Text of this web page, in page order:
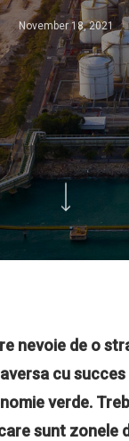
November 18, 2021
nevoie de o
cu
verde.
sunt zonele